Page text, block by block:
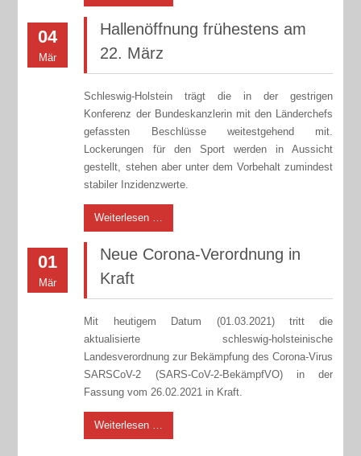
04
Mär
Hallenöffnung frühestens am
22. März
Schleswig-Holstein trägt die in der gestrigen
Konferenz der Bundeskanzlerin mit den Länderchefs
gefassten Beschlüsse weitestgehend mit.
Lockerungen für den Sport werden in Aussicht
gestellt, stehen aber unter dem Vorbehalt zumindest
stabiler Inzidenzwerte.
Weiterlesen …
01
Mär
Neue Corona-Verordnung in
Kraft
Mit heutigem Datum (01.03.2021) tritt die
aktualisierte schleswig-holsteinische
Landesverordnung zur Bekämpfung des Corona-Virus
SARSCoV-2 (SARS-CoV-2-BekämpfVO) in der
Fassung vom 26.02.2021 in Kraft.
Weiterlesen …